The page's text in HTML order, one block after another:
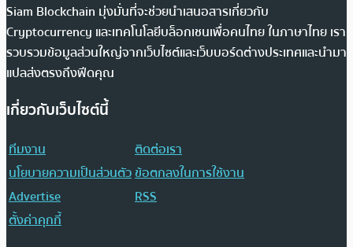
Siam Blockchain มุ่งมั่นที่จะช่วยนำเสนอสารเกี่ยวกับ
Cryptocurrency และเทคโนโลยีบล็อกเชนเพื่อคนไทย ในภาษาไทย เรา
รวบรวมข้อมูลส่วนใหญ่จากเว็บไซต์และเว็บบอร์ดต่างประเทศและนำมา
แปลส่งตรงถึงฟีดคุณ
เกี่ยวกับเว็บไซต์นี้
ทีมงาน
ติดต่อเรา
นโยบายความเป็นส่วนตัวข้อตกลงในการใช้งาน
Advertise
RSS
ตั้งค่าคุกกี้